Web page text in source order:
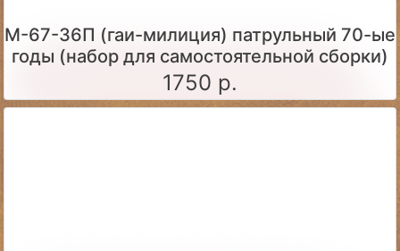
М-67-36П (гаи-милиция) патрульный 70-ые
годы (набор для самостоятельной сборки)
1750 р.